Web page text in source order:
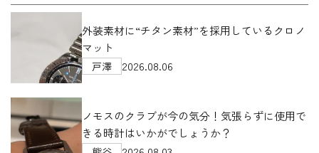
外装素材に“チタン素材”を採用しているクロノ
マット
戸澤 2026.08.06
ノモスのクラブが今の気分！気張らずに使用で
きる時計はいかがでしょうか？